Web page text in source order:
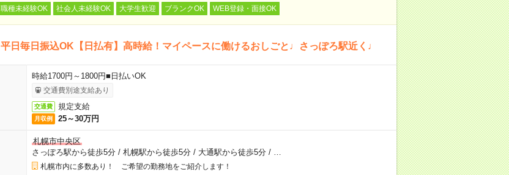
職種未経験OK 社会人未経験OK 大学生歓迎 ブランクOK WEB登録・面接OK
平日毎日振込OK【日払有】高時給！マイペースに働けるおしごと♩さっぽろ駅近く♩
時給1700円～1800円■日払いOK
交通費別途支給あり
交通費 規定支給
月収例 25～30万円
札幌市中央区
さっぽろ駅から徒歩5分/ 札幌駅から徒歩5分/ 大通駅から徒歩5分/
札幌市内に多数あり！ ご希望の勤務地をご紹介します！